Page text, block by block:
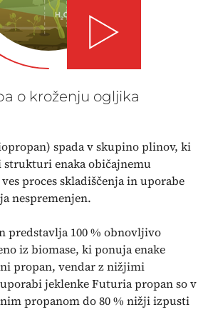
Play video
o kroženju ogljika
spada v skupino plinov, ki
enaka običajnemu
proces skladiščenja in uporabe
nespremenjen.
predstavlja 100 % obnovljivo
iz biomase, ki ponuja enake
propan, vendar z nižjimi
jeklenke Futuria propan so v
propanom do 80 % nižji izpusti